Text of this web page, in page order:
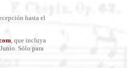
hasta el
, que incluya
Sólo para